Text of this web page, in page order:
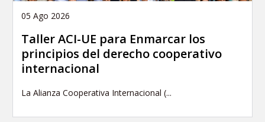
05 Ago 2026
Taller ACI-UE para Enmarcar los
principios del derecho cooperativo
internacional
La Alianza Cooperativa Internacional (...